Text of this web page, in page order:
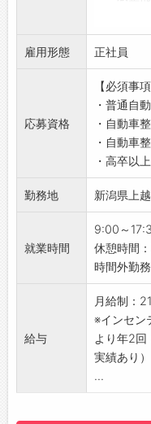
齢が近い
ことだら
くれます。
酒を飲み
になりま
研修制度
配属にな
格試験前
野も講師
ています♪
■テクニカ
故障車を
ることが
備士だけ
車の不具
が完了す
お客様か
めの言葉
になって
ラー、ジ
アット、
／
新しい時
しながら
いきまし
＼
・簡単な
な作業に
・現在、
を感じて
【職場の
・分から
に教えて
です◎
・先輩ス
休憩時間
やすいで
■男性育休
・所属長
で、少し
ことがで
・SDGs宣
移動を追
より良い
■若い世代
・定期点
などの予防
・オーバ
解・故障箇
・お客様
方・燃費
【やりが
・各トラ
オーダー
に沿った
売上だけ
（整備な
ビジネス
ジネスに
ます◎
・世界的
れるので
雇用形態 正社員
応募資格
【必須事項
・普通自
・自動車
・自動車
・高卒以
勤務地 新潟県上
就業時間
9:00～
休憩時間
時間外勤
給与
月給制：
※インセン
より年2
実績あり）
...